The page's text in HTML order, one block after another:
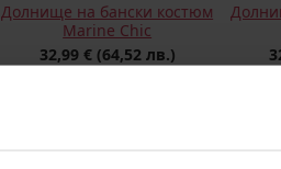
Долнище на бански костюм
Marine Chic
32,99 € (64,52 лв.)